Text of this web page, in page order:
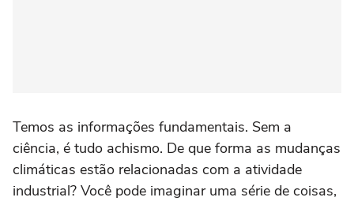
Temos as informações fundamentais. Sem a
ciência, é tudo achismo. De que forma as mudanças
climáticas estão relacionadas com a atividade
industrial? Você pode imaginar uma série de coisas,